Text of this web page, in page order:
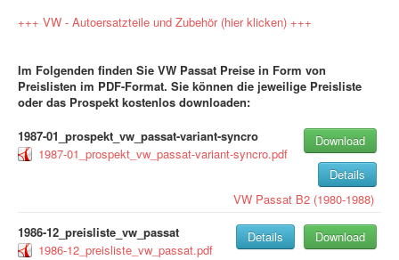
+++ VW - Autoersatzteile und Zubehör (hier klicken) +++
Im Folgenden finden Sie VW Passat Preise in Form von
Preislisten im PDF-Format. Sie können die jeweilige Preisliste
oder das Prospekt kostenlos downloaden:
1987-01_prospekt_vw_passat-variant-syncro
1987-01_prospekt_vw_passat-variant-syncro.pdf
Download
Details
VW Passat B2 (1980-1988)
1986-12_preisliste_vw_passat
1986-12_preisliste_vw_passat.pdf
Download
Details